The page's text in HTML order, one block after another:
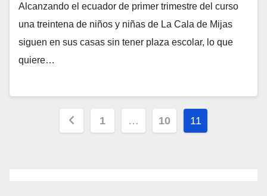
Alcanzando el ecuador de primer trimestre del curso
una treintena de niños y niñas de La Cala de Mijas
siguen en sus casas sin tener plaza escolar, lo que
quiere…
Paginación
1 … 10 11